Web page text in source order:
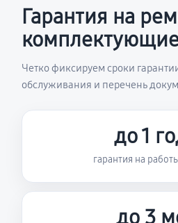
Гарантия на
Четко фиксируем сроки
обслуживания и перечень
до 1
гарантия на
до 3